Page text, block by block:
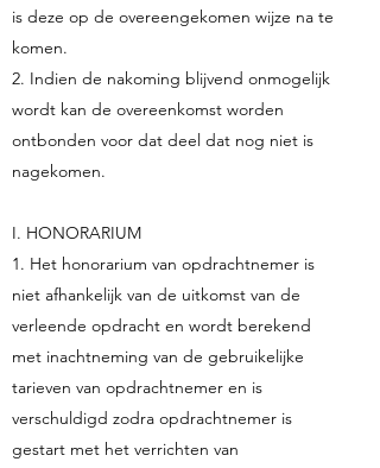
is deze op de overeengekomen wijze na te
komen.
2. Indien de nakoming blijvend onmogelijk
wordt kan de overeenkomst worden
ontbonden voor dat deel dat nog niet is
nagekomen.
I. HONORARIUM
1. Het honorarium van opdrachtnemer is
niet afhankelijk van de uitkomst van de
verleende opdracht en wordt berekend
met inachtneming van de gebruikelijke
tarieven van opdrachtnemer en is
verschuldigd zodra opdrachtnemer is
gestart met het verrichten van